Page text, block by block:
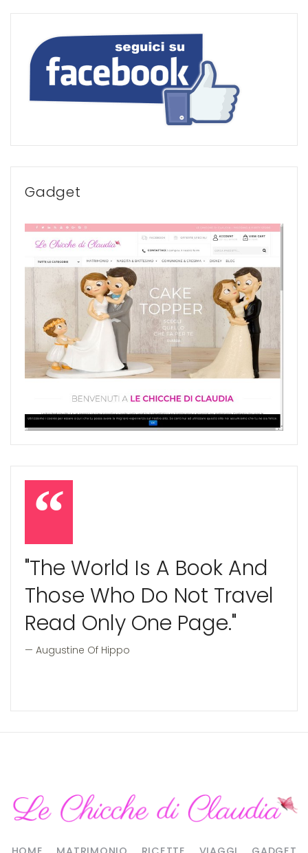
Gadget
"The World Is A Book And
Those Who Do Not Travel
Read Only One Page."
Augustine Of Hippo